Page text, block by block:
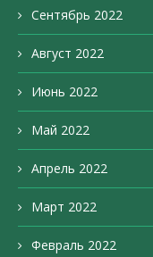
Сентябрь 2022
Август 2022
Июнь 2022
Май 2022
Апрель 2022
Март 2022
Февраль 2022